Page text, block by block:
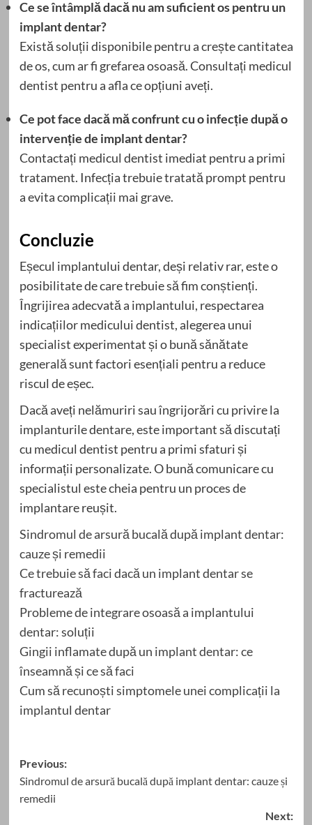
Ce se întâmplă dacă nu am suficient os pentru un
implant dentar?
Există soluții disponibile pentru a crește cantitatea
de os, cum ar fi grefarea osoasă. Consultați medicul
dentist pentru a afla ce opțiuni aveți.
Ce pot face dacă mă confrunt cu o infecție după o
intervenție de implant dentar?
Contactați medicul dentist imediat pentru a primi
tratament. Infecția trebuie tratată prompt pentru
a evita complicații mai grave.
Concluzie
Eșecul implantului dentar, deși relativ rar, este o
posibilitate de care trebuie să fim conștienți.
Îngrijirea adecvată a implantului, respectarea
indicațiilor medicului dentist, alegerea unui
specialist experimentat și o bună sănătate
generală sunt factori esențiali pentru a reduce
riscul de eșec.
Dacă aveți nelămuriri sau îngrijorări cu privire la
implanturile dentare, este important să discutați
cu medicul dentist pentru a primi sfaturi și
informații personalizate. O bună comunicare cu
specialistul este cheia pentru un proces de
implantare reușit.
Sindromul de arsură bucală după implant dentar:
cauze și remedii
Ce trebuie să faci dacă un implant dentar se
fracturează
Probleme de integrare osoasă a implantului
dentar: soluții
Gingii inflamate după un implant dentar: ce
înseamnă și ce să faci
Cum să recunoști simptomele unei complicații la
implantul dentar
Post
navigation
Previous:
Sindromul de arsură bucală după implant dentar: cauze și
remedii
Next: